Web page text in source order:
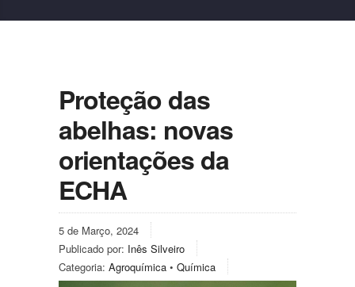
Proteção das
abelhas: novas
orientações da
ECHA
5 de Março, 2024
Publicado por: Inês Silveiro
Categoria: Agroquímica • Química